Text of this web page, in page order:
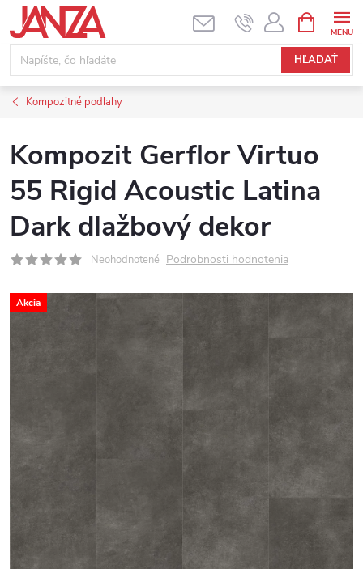
Prejsť na obsah
HĽADAŤ
Kompozitné podlahy
Kompozit Gerflor Virtuo
55 Rigid Acoustic Latina
Dark dlažbový dekor
Neohodnotené Podrobnosti hodnotenia
Akcia